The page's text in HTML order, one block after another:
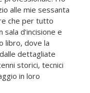
alle mie sessanta
che per tutto
sala d'incisione e
libro, dove la
dettagliate
storici, tecnici
in loro